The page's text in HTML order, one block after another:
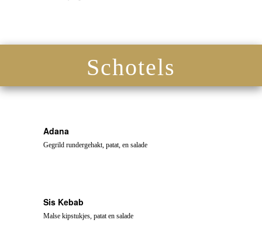
Schotels
Adana
Gegrild rundergehakt, patat, en salade
Sis Kebab
Malse kipstukjes, patat en salade